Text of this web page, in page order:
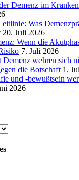
Demenz im
Was
20. Juli 2026
Wenn die
7. Juli 2026
Demenz wehren sich
die Botschaft 1.
und -bewußtsein
2026